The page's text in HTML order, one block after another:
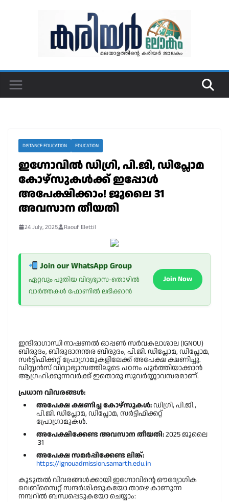
DISTANCE EDUCATION EDUCATION
ഇഗ്നോവിൽ ഡിഗ്രി, പി.ജി, ഡിപ്ലോമ
കോഴ്സുകൾക്ക് ഇപ്പോൾ
അപേക്ഷിക്കാം! ജൂലൈ 31
അവസാന തീയതി
24 July, 2025 Raouf Elettil
Join our WhatsApp Group
ഏറ്റവും പുതിയ വിദ്യഭ്യാസ-തൊഴിൽ
വാർത്തകൾ ഫോണിൽ ലഭിക്കാൻ
Join Now
ഇന്ദിരാഗാന്ധി നാഷണൽ ഓപ്പൺ സർവകലാശാല (IGNOU)
ബിരുദം, ബിരുദാനന്തര ബിരുദം, പി.ജി. ഡിപ്ലോമ, ഡിപ്ലോമ,
സർട്ടിഫിക്കറ്റ് പ്രോഗ്രാമുകളിലേക്ക് അപേക്ഷ ക്ഷണിച്ചു.
ഡിസ്റ്റൻസ് വിദ്യാഭ്യാസത്തിലൂടെ പഠനം പൂർത്തിയാക്കാൻ
ആഗ്രഹിക്കുന്നവർക്ക് ഇതൊരു സുവർണ്ണാവസരമാണ്.
പ്രധാന വിവരങ്ങൾ:
അപേക്ഷ ക്ഷണിച്ച കോഴ്സുകൾ:ഡിഗ്രി, പി.ജി.,
പി.ജി. ഡിപ്ലോമ, ഡിപ്ലോമ, സർട്ടിഫിക്കറ്റ്
പ്രോഗ്രാമുകൾ.
അപേക്ഷിക്കേണ്ട അവസാന തീയതി:2025 ജൂലൈ
31
അപേക്ഷ സമർപ്പിക്കേണ്ട ലിങ്ക്:
https://ignouadmission.samarth.edu.in
കൂടുതൽ വിവരങ്ങൾക്കായി ഇഗ്നോവിൻ്റെ ഔദ്യോഗിക
വെബ്സൈറ്റ് സന്ദർശിക്കുകയോ താഴെ കാണുന്ന
നമ്പറിൽ ബന്ധപ്പെടുകയോ ചെയ്യാം: